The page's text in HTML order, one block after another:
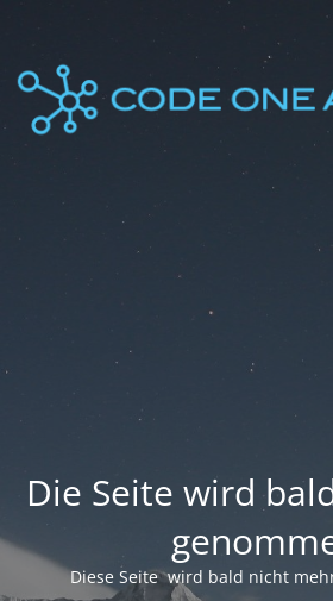
Die Seite wird
Diese Seite wird bald nicht